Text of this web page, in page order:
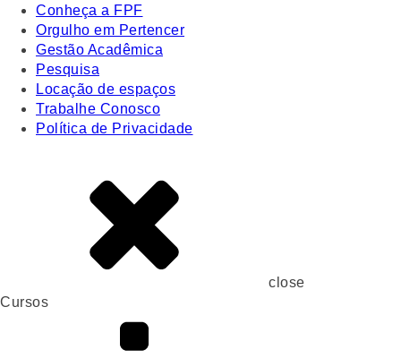
Conheça a FPF
Orgulho em Pertencer
Gestão Acadêmica
Pesquisa
Locação de espaços
Trabalhe Conosco
Política de Privacidade
close
Cursos